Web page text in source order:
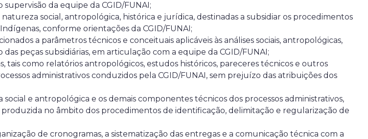
da equipe da CGID/FUNAI;
social, antropológica, histórica e jurídica, destinadas a subsidiar os procedimentos
conforme orientações da CGID/FUNAI;
a parâmetros técnicos e conceituais aplicáveis às análises sociais, antropológicas,
peças subsidiárias, em articulação com a equipe da CGID/FUNAI;
tais como relatórios antropológicos, estudos históricos, pareceres técnicos e outros
administrativos conduzidos pela CGID/FUNAI, sem prejuízo das atribuições dos
e antropológica e os demais componentes técnicos dos processos administrativos,
no âmbito dos procedimentos de identificação, delimitação e regularização de
de cronogramas, a sistematização das entregas e a comunicação técnica com a